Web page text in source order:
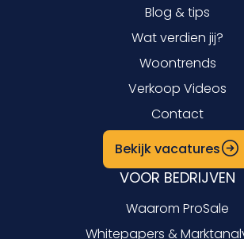
Blog & tips
Wat verdien jij?
Woontrends
Verkoop Videos
Contact
Bekijk vacatures
VOOR BEDRIJVEN
Waarom ProSale
Whitepapers &